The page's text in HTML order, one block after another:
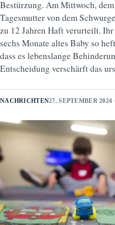
Bestürzung. Am Mittwoch,
Tagesmutter von dem
zu 12 Jahren Haft verurteilt.
sechs Monate altes Baby so
dass es lebenslange
Entscheidung verschärft das
NACHRICHTEN27. SEPTEMBER 2024